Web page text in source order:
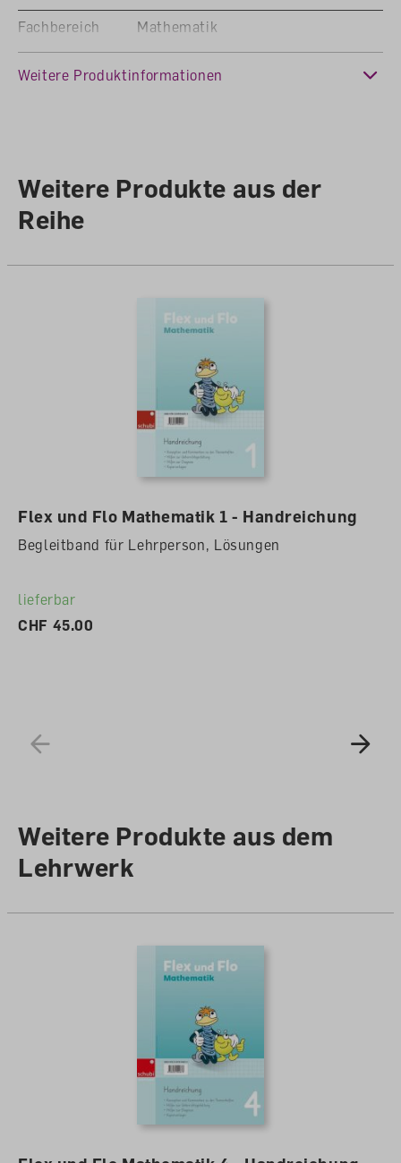
Fachbereich
Mathematik
Weitere Produktinformationen
Weitere Produkte aus der
Reihe
Flex und Flo Mathematik 1 - Handreichung
Begleitband für Lehrperson, Lösungen
lieferbar
CHF 45.00
Weitere Produkte aus dem
Lehrwerk
Diese Website verwendet Cookies, um
Konfigurieren
Alle Cookies akzeptieren